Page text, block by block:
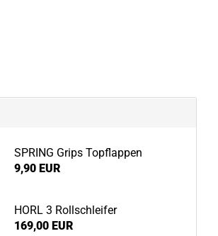
SPRING Grips Topflappen
9,90 EUR
HORL 3 Rollschleifer
169,00 EUR